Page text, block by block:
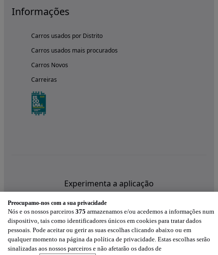
Informações
Carros usados por Distrito
Carros usados mais procurados
Carros Novos
Carreiras
Experimenta a aplicação
Preocupamo-nos com a sua privacidade
Nós e os nossos parceiros 375 armazenamos e/ou acedemos a informações num
dispositivo, tais como identificadores únicos em cookies para tratar dados
pessoais. Pode aceitar ou gerir as suas escolhas clicando abaixo ou em
qualquer momento na página da política de privacidade. Estas escolhas serão
sinalizadas aos nossos parceiros e não afetarão os dados de